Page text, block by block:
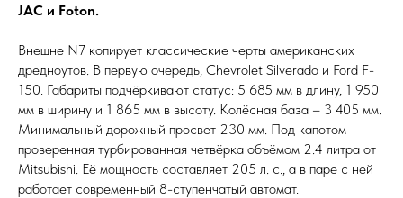
JAC и Foton.
Внешне N7 копирует классические черты американских
дредноутов. В первую очередь, Chevrolet Silverado и Ford F-
150. Габариты подчёркивают статус: 5 685 мм в длину, 1 950
мм в ширину и 1 865 мм в высоту. Колёсная база – 3 405 мм.
Минимальный дорожный просвет 230 мм. Под капотом
проверенная турбированная четвёрка объёмом 2.4 литра от
Mitsubishi. Её мощность составляет 205 л. с., а в паре с ней
работает современный 8-ступенчатый автомат.